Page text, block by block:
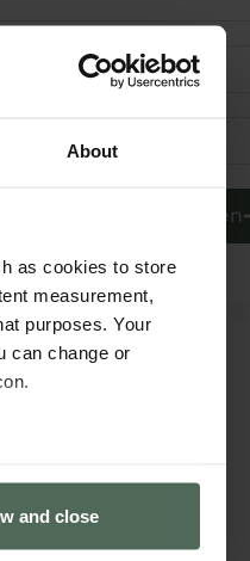
About
as cookies to store
measurement,
purposes. Your
can change or
and close
Senden